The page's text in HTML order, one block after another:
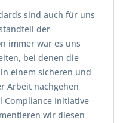
sind auch für uns
der
immer war es uns
bei denen die
einem sicheren und
Arbeit nachgehen
Compliance Initiative
wir diesen